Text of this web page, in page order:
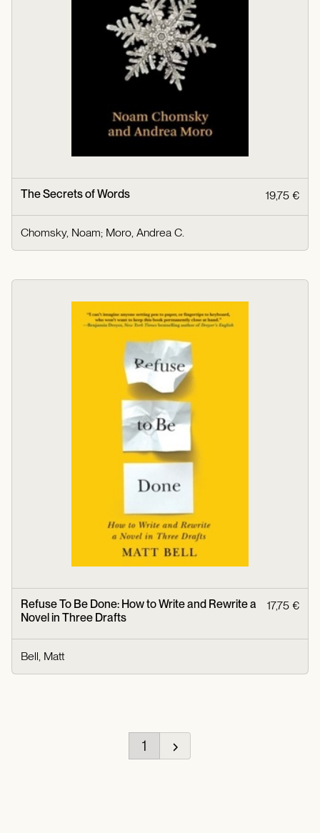
The Secrets of Words 19,75 €
Chomsky, Noam; Moro, Andrea C.
Refuse To Be Done: How to Write and Rewrite a
Novel in Three Drafts
17,75 €
Bell, Matt
1